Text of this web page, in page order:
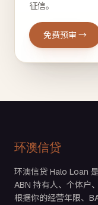
征信。
免费预审 →
环澳信贷
环澳信贷 Halo Loan
ABN 持有人、个体户
根据你的经营年限、